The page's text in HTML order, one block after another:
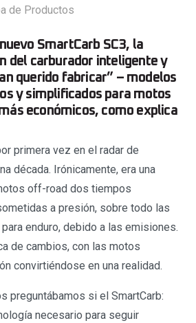
de Productos
SmartCarb SC3, la
del carburador inteligente y
querido fabricar” – modelos
y simplificados para motos
económicos, como explica
primera vez en el radar de
década. Irónicamente, era una
off-road dos tiempos
a presión, sobre todo las
enduro, debido a las emisiones.
de cambios, con las motos
convirtiéndose en una realidad.
preguntábamos si el SmartCarb:
necesario para seguir